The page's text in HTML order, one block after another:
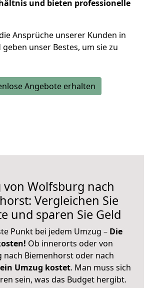
und bieten professionelle
Ansprüche unserer Kunden in
unser Bestes, um sie zu
Angebote erhalten
von Wolfsburg nach
Vergleichen Sie
und sparen Sie Geld
Punkt bei jedem Umzug – Die
Ob innerorts oder von
nach Biemenhorst oder nach
ein Umzug kostet. Man muss sich
sein, was das Budget hergibt.